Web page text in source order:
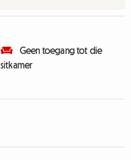
Geen toegang tot die
sitkamer